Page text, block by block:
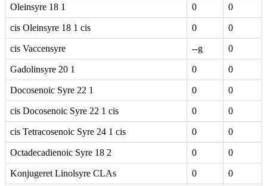
Oleinsyre 18 1 0 0
cis Oleinsyre 18 1 cis 0 0
cis Vaccensyre --g 0
Gadolinsyre 20 1 0 0
Docosenoic Syre 22 1 0 0
cis Docosenoic Syre 22 1 cis 0 0
cis Tetracosenoic Syre 24 1 cis 0 0
Octadecadienoic Syre 18 2 0 0
Konjugeret Linolsyre CLAs 0 0